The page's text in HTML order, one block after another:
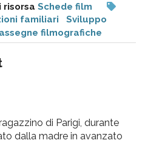
risorsa Schede film
familiari
Sviluppo
filmografiche
di Parigi, durante
dalla madre in avanzato